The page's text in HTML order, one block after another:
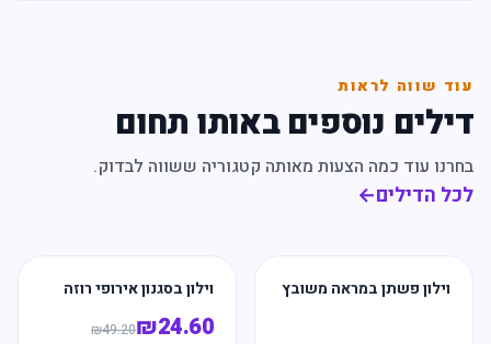
עוד שווה לראות
דילים נוספים באותו תחום
בחרנו עוד כמה הצעות מאותה קטגוריה ששווה לבדוק.
לכל הדילים←
וילון פשתן במראה משובץ וילון בסגנון אירופי רוזה
₪24.60
₪49.20